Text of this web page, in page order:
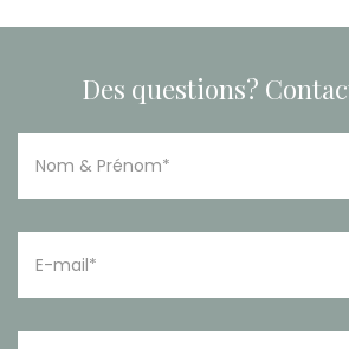
Des questions?